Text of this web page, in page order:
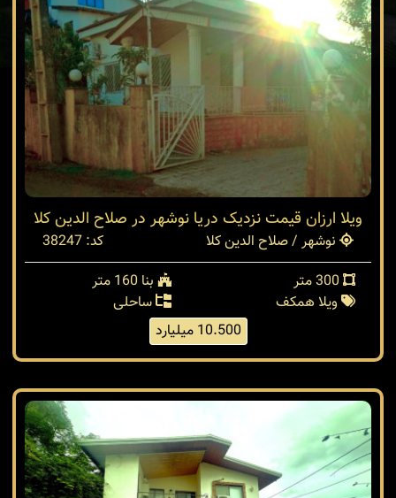
ویلا ارزان قیمت نزدیک دریا نوشهر در صلاح الدین کلا
نوشهر / صلاح الدین کلا
کد: 38247
بنا 160 متر
ویلا همکف
ساحلی
10.500 میلیارد